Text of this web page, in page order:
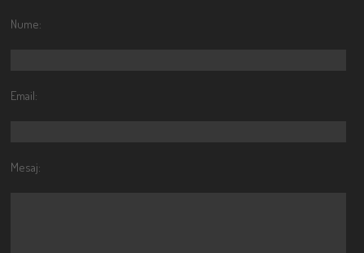
Nume:
Email:
Mesaj: